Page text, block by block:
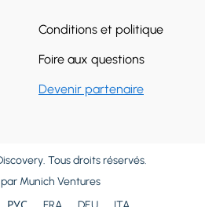
Conditions et politique
Foire aux questions
Devenir partenaire
Tous droits réservés.
Munich Ventures